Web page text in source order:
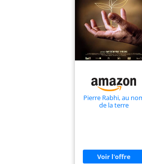
Pierre Rabhi, au
de la terre